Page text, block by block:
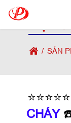
NẠP
SẢN
⭐⭐⭐⭐⭐
CHÁY